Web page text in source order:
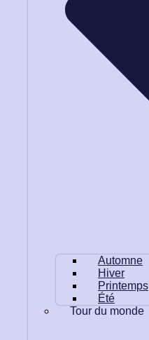
Automne
Hiver
Printemps
Été
Tour du monde